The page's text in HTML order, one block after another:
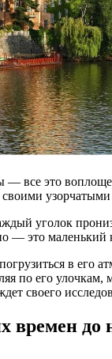
— все это
уголок
это маленький
в его
по его
своего
времен до